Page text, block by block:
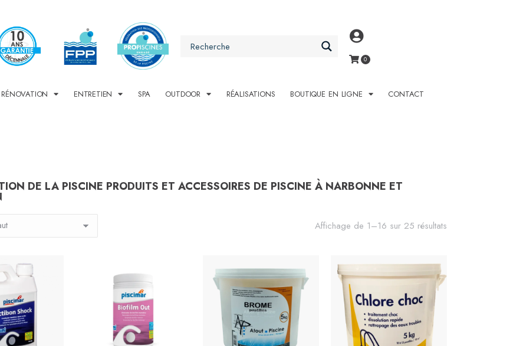
RÉNOVATION ENTRETIEN SPA OUTDOOR RÉALISATIONS BOUTIQUE EN LIGNE CONTACT
DE LA PISCINE PRODUITS ET ACCESSOIRES DE PISCINE À NARBONNE ET
Affichage de 1–16 sur 25 résultats